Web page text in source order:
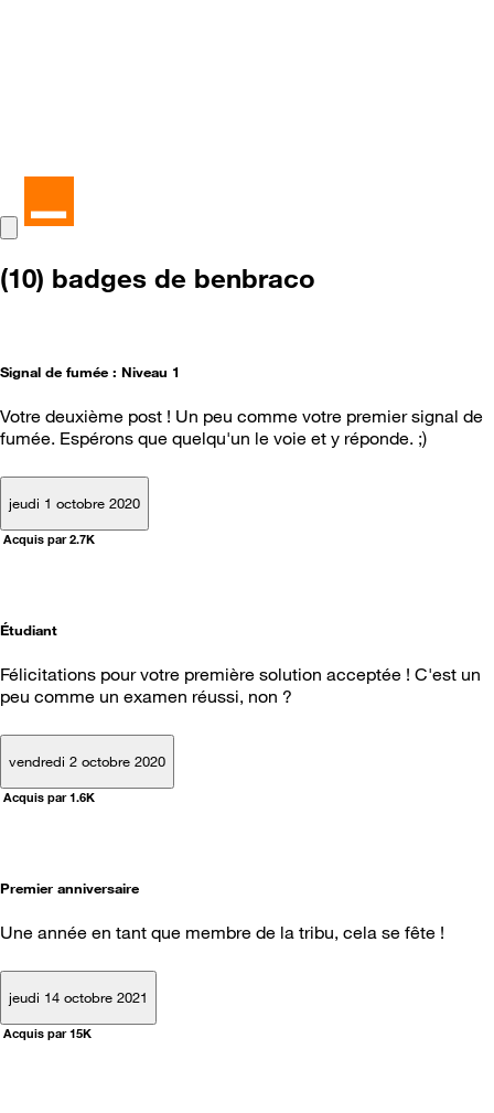
(10) badges de benbraco
Signal de fumée : Niveau 1
Votre deuxième post ! Un peu comme votre premier signal de
fumée. Espérons que quelqu'un le voie et y réponde. ;)
jeudi 1 octobre 2020
Acquis par 2.7K
Étudiant
Félicitations pour votre première solution acceptée ! C'est un
peu comme un examen réussi, non ?
vendredi 2 octobre 2020
Acquis par 1.6K
Premier anniversaire
Une année en tant que membre de la tribu, cela se fête !
jeudi 14 octobre 2021
Acquis par 15K